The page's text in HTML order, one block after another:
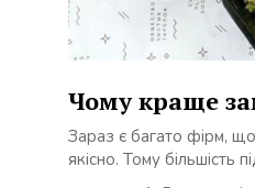
Чому краще
Зараз є багато фірм,
якісно. Тому більшість